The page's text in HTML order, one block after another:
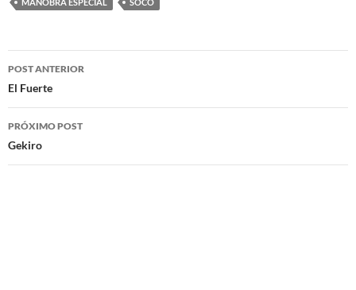
Navegação
de
posts
POST ANTERIOR
El Fuerte
PRÓXIMO POST
Gekiro